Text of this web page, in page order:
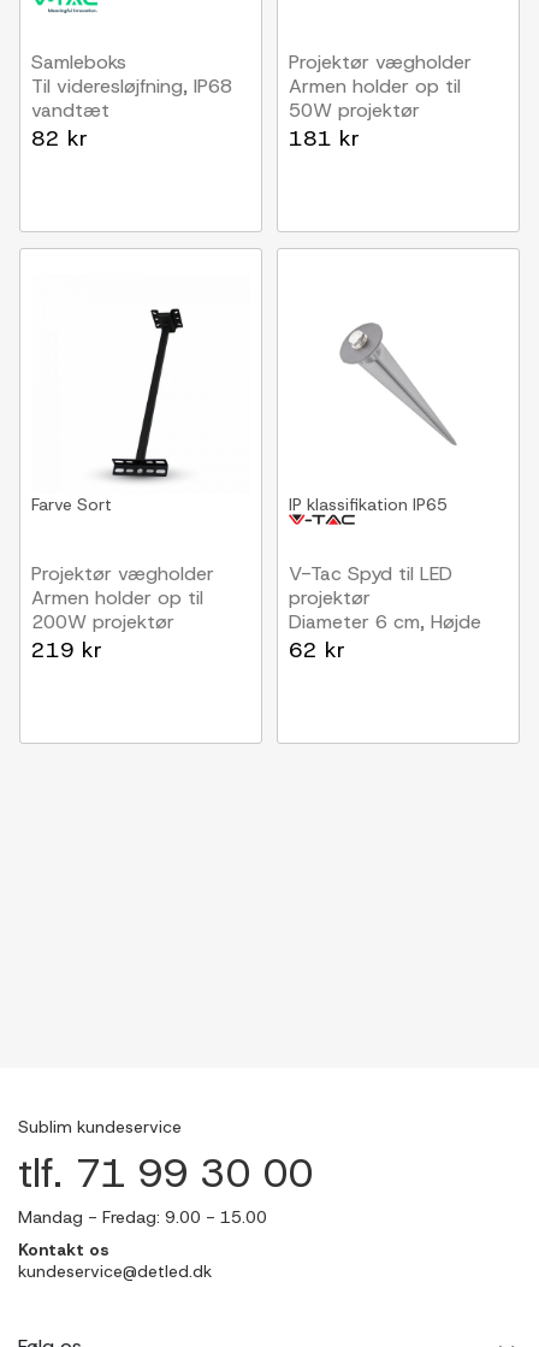
Samleboks
Til videresløjfning, IP68
vandtæt
82 kr
Projektør vægholder
Armen holder op til
50W projektør
181 kr
Farve Sort
Projektør vægholder
Armen holder op til
200W projektør
219 kr
IP klassifikation IP65
V-Tac Spyd til LED
projektør
Diameter 6 cm, Højde
26,5 cm
62 kr
Sublim kundeservice
tlf. 71 99 30 00
Mandag - Fredag: 9.00 - 15.00
Kontakt os
kundeservice@detled.dk